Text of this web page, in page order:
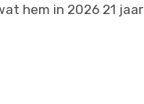
hem in 2026 21 jaar